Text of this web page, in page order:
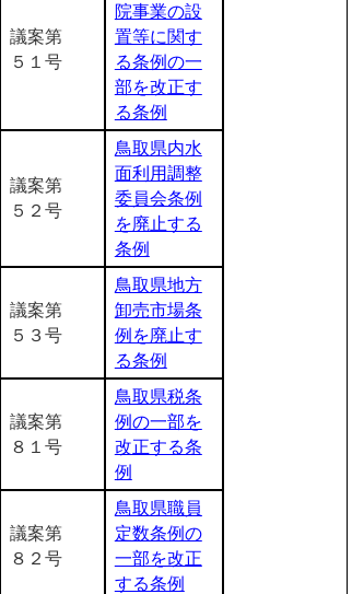
議案第
５１号
院事業の設
置等に関す
る条例の一
部を改正す
る条例
議案第
５２号
鳥取県内水
面利用調整
委員会条例
を廃止する
条例
議案第
５３号
鳥取県地方
卸売市場条
例を廃止す
る条例
議案第
８１号
鳥取県税条
例の一部を
改正する条
例
議案第
８２号
鳥取県職員
定数条例の
一部を改正
する条例